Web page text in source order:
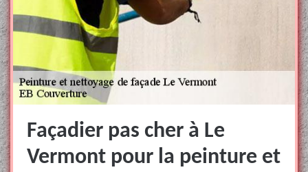
Façadier pas cher à Le
Vermont pour la peinture et